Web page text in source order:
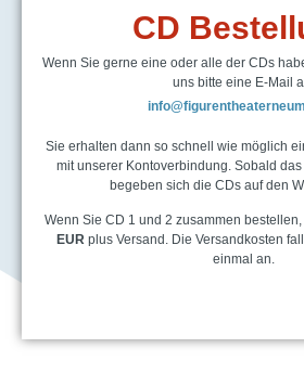
CD
Wenn Sie gerne eine oder alle der CDs
uns bitte eine E-Mail
Sie erhalten dann so schnell wie möglich
mit unserer Kontoverbindung. Sobald
begeben sich die CDs auf den
Wenn Sie CD 1 und 2 zusammen
EUR plus Versand. Die Versandkosten
einmal an.